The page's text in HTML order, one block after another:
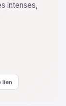
intenses,
lien